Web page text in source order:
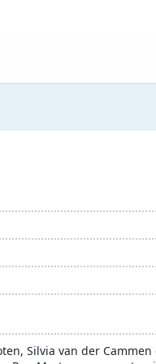
Silvia van der